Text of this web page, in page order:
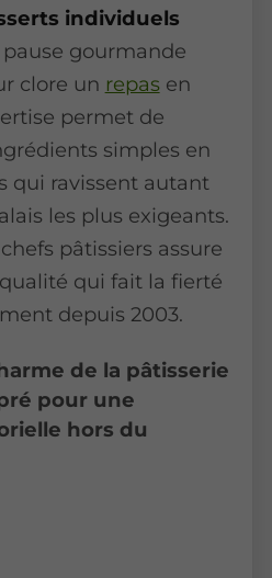
individuels
gourmande
clore un repasen
permet de
simples en
qui ravissent autant
les plus exigeants.
pâtissiers assure
qui fait la fierté
depuis 2003.
de la pâtisserie
pour une
hors du